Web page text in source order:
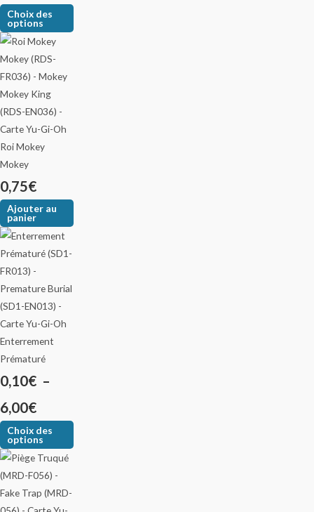
Choix des
options
Roi Mokey
Mokey
0,75€
Ajouter au
panier
Enterrement
Prématuré
0,10€ –
6,00€
Choix des
options